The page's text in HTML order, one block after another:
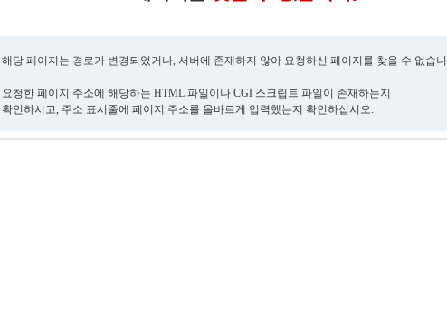
해당 페이지는 경로가 변경되었거나, 서버에 존재하지 않아 요청하신 페이지를 찾을 수 없습
요청한 페이지 주소에 해당하는 HTML 파일이나 CGI 스크립트 파일이 존재하는지
확인하시고, 주소 표시줄에 페이지 주소를 올바르게 입력했는지 확인하십시오.